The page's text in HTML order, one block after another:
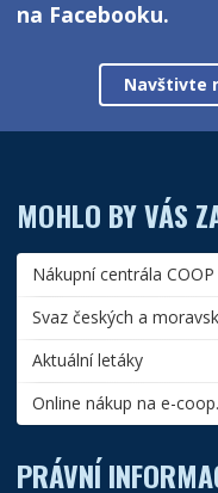
na Facebooku.
Navštivte
MOHLO BY VÁS
Nákupní centrála
Svaz českých a
Aktuální letáky
Online nákup na e-
PRÁVNÍ